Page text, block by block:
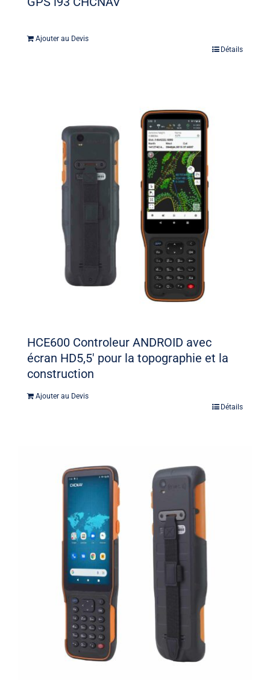
Ajouter au Devis
Détails
HCE600 Controleur ANDROID avec
écran HD5,5′ pour la topographie et la
construction
Ajouter au Devis
Détails